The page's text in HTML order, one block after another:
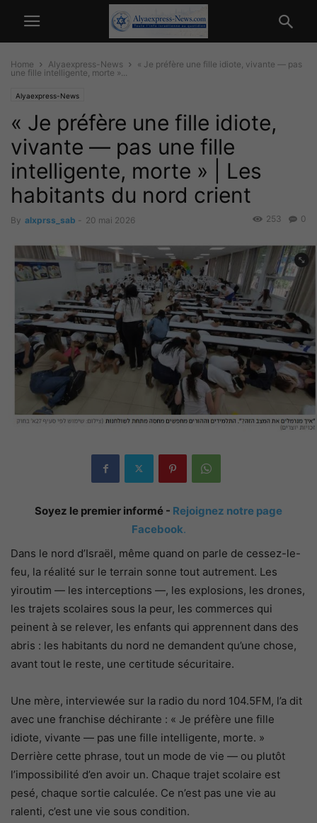
Home Alyaexpress-News
« Je préfère une fille idiote, vivante — pas
une fille intelligente, morte »...
Alyaexpress-News
« Je préfère une fille idiote,
vivante — pas une fille
intelligente, morte » | Les
habitants du nord crient
By alxprss_sab - 20 mai 2026 0
253
Soyez le premier informé - Rejoignez notre page
Facebook.
Dans le nord d’Israël, même quand on parle de cessez-le-
feu, la réalité sur le terrain sonne tout autrement. Les
yiroutim — les interceptions —, les explosions, les drones,
les trajets scolaires sous la peur, les commerces qui
peinent à se relever, les enfants qui apprennent dans des
abris : les habitants du nord ne demandent qu’une chose,
avant tout le reste, une certitude sécuritaire.
Une mère, interviewée sur la radio du nord 104.5FM, l’a dit
avec une franchise déchirante : « Je préfère une fille
idiote, vivante — pas une fille intelligente, morte. »
Derrière cette phrase, tout un mode de vie — ou plutôt
l’impossibilité d’en avoir un. Chaque trajet scolaire est
pesé, chaque sortie calculée. Ce n’est pas une vie au
ralenti, c’est une vie sous condition.